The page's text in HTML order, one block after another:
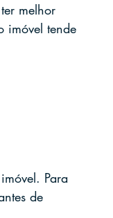
melhor
imóvel tende
Para
de